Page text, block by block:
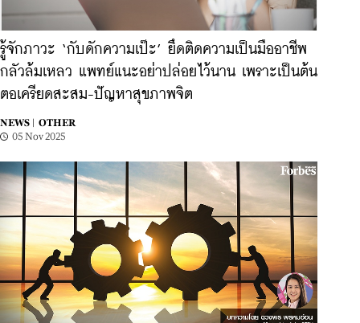
รู้จักภาวะ ‘กับดักความเป๊ะ’ ยึดติดความเป็นมืออาชีพ
กลัวล้มเหลว แพทย์แนะอย่าปล่อยไว้นาน เพราะเป็นต้น
ตอเครียดสะสม-ปัญหาสุขภาพจิต
NEWS |
OTHER
05 Nov 2025